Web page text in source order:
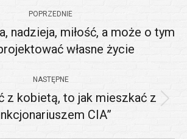
POPRZEDNIE
Poprzedni
wpis:
nadzieja, miłość, a może o tym
własne życie
NASTĘPNE
Następny
wpis:
z kobietą, to jak mieszkać z
CIA”